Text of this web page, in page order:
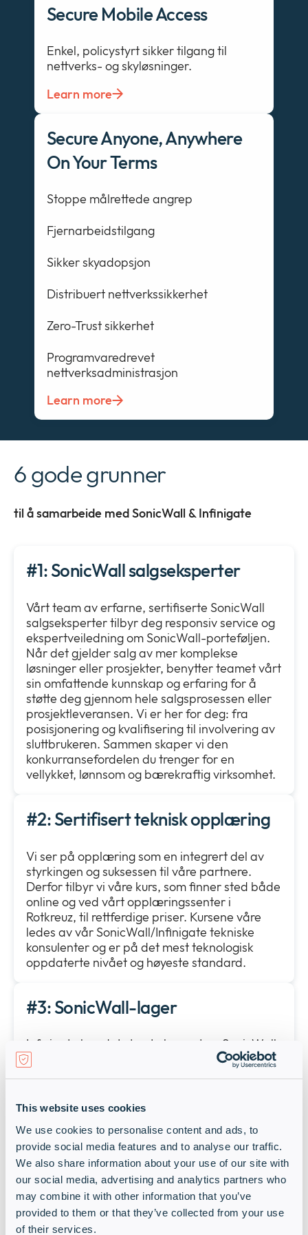
This website uses cookies
We use cookies to personalise content and ads, to
provide social media features and to analyse our traffic.
We also share information about your use of our site with
our social media, advertising and analytics partners who
may combine it with other information that you’ve
provided to them or that they’ve collected from your use
of their services.
Secure Mobile Access
Enkel, policystyrt sikker tilgang til
nettverks- og skyløsninger.
Learn more
Secure Anyone, Anywhere
On Your Terms
Stoppe målrettede angrep
Fjernarbeidstilgang
Sikker skyadopsjon
Distribuert nettverkssikkerhet
Zero-Trust sikkerhet
Programvaredrevet
nettverksadministrasjon
Learn more
6 gode grunner
til å samarbeide med SonicWall & Infinigate
#1: SonicWall salgseksperter
Vårt team av erfarne, sertifiserte SonicWall
salgseksperter tilbyr deg responsiv service og
ekspertveiledning om SonicWall-porteføljen.
Når det gjelder salg av mer komplekse
løsninger eller prosjekter, benytter teamet vårt
sin omfattende kunnskap og erfaring for å
støtte deg gjennom hele salgsprosessen eller
prosjektleveransen. Vi er her for deg: fra
posisjonering og kvalifisering til involvering av
sluttbrukeren. Sammen skaper vi den
konkurransefordelen du trenger for en
vellykket, lønnsom og bærekraftig virksomhet.
#2: Sertifisert teknisk opplæring
Vi ser på opplæring som en integrert del av
styrkingen og suksessen til våre partnere.
Derfor tilbyr vi våre kurs, som finner sted både
online og ved vårt opplæringssenter i
Rotkreuz, til rettferdige priser. Kursene våre
ledes av vår SonicWall/Infinigate tekniske
konsulenter og er på det mest teknologisk
oppdaterte nivået og høyeste standard.
#3: SonicWall-lager
Infinigate har det største lageret av SonicWall-
produkter i Sveits samt i EMEA-regionen. Vi
løsninger som vi ikke har tilgjengelige
med prioritert frakt uten ekstra kostnad
direkte fra SonicWall.
#4: SonicWall Teknisk pre-sales
Vi vet hvor viktig det er å støtte våre partnere